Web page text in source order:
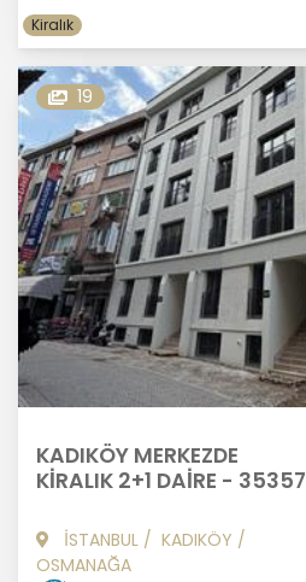
Kiralık
19
KADIKÖY MERKEZDE
KİRALIK 2+1 DAİRE - 35357
İSTANBUL / KADIKÖY /
OSMANAĞA